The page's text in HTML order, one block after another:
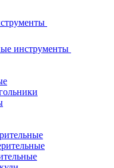
инструменты